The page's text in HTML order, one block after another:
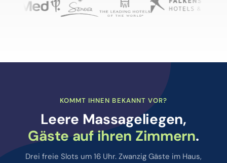
KOMMT IHNEN BEKANNT VOR?
Leere Massageliegen,
Gäste auf ihren Zimmern.
Drei freie Slots um 16 Uhr. Zwanzig Gäste im Haus,